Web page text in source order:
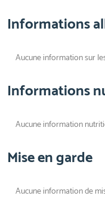
Informations
Aucune information sur
Informations
Aucune information
Mise en garde
Aucune information de